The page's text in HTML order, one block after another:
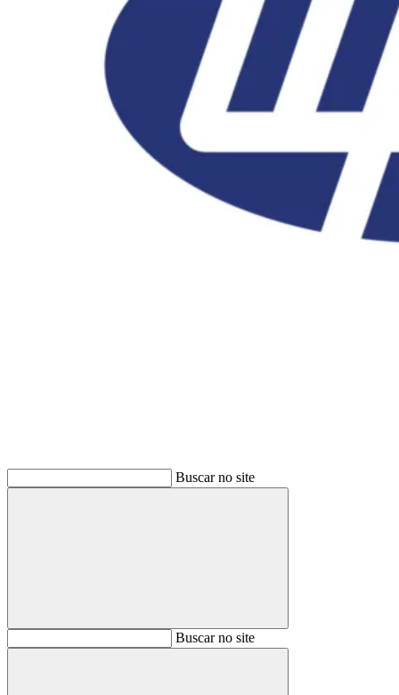
Buscar no site
BuscarBuscar no site